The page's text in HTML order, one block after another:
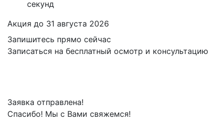
секунд
Акция до 31 августа 2026
Запишитесь прямо сейчас
Записаться на бесплатный осмотр и консультацию
Заявка отправлена!
Спасибо! Мы с Вами свяжемся!